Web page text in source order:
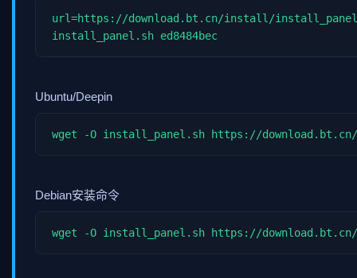
url=https://download.bt.cn/install/
install_panel.sh ed8484bec
Ubuntu/Deepin
wget -O install_panel.sh https://
Debian安装命令
wget -O install_panel.sh https://